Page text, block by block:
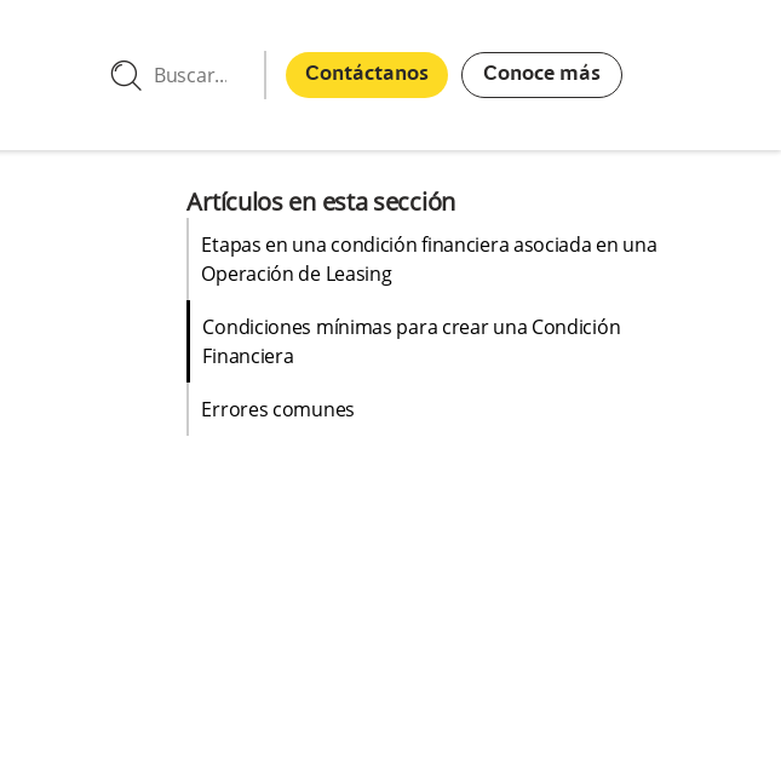
search Contáctanos Conoce más
Artículos en esta sección
Etapas en una condición financiera asociada en una
Operación de Leasing
Condiciones mínimas para crear una Condición
Financiera
Errores comunes